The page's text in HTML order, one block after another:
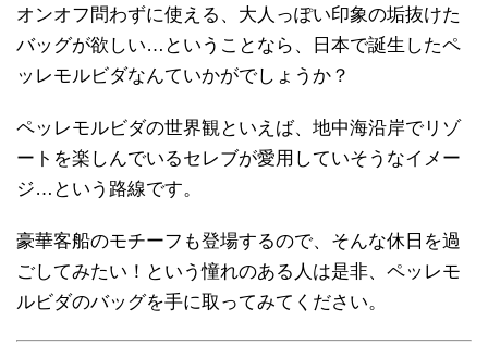
オンオフ問わずに使える、大人っぽい印象の垢抜けた
バッグが欲しい…ということなら、日本で誕生したペ
ッレモルビダなんていかがでしょうか？
ペッレモルビダの世界観といえば、地中海沿岸でリゾ
ートを楽しんでいるセレブが愛用していそうなイメー
ジ…という路線です。
豪華客船のモチーフも登場するので、そんな休日を過
ごしてみたい！という憧れのある人は是非、ペッレモ
ルビダのバッグを手に取ってみてください。